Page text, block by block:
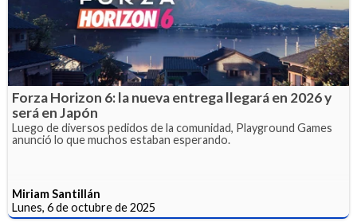
Forza Horizon 6: la nueva entrega llegará en 2026 y
será en Japón
Luego de diversos pedidos de la comunidad, Playground Games
anunció lo que muchos estaban esperando.
Miriam Santillán
Lunes, 6 de octubre de 2025